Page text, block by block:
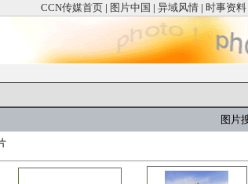
CCN传媒首页 | 图片中国 | 异域风情 | 时事资料
图片